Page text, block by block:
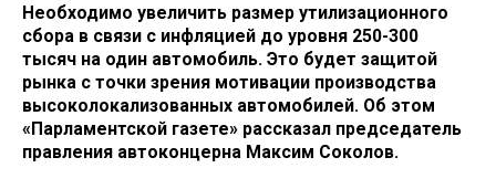
Необходимо увеличить размер утилизационного
сбора в связи с инфляцией до уровня 250-300
тысяч на один автомобиль. Это будет защитой
рынка с точки зрения мотивации производства
высоколокализованных автомобилей. Об этом
«Парламентской газете» рассказал председатель
правления автоконцерна Максим Соколов.